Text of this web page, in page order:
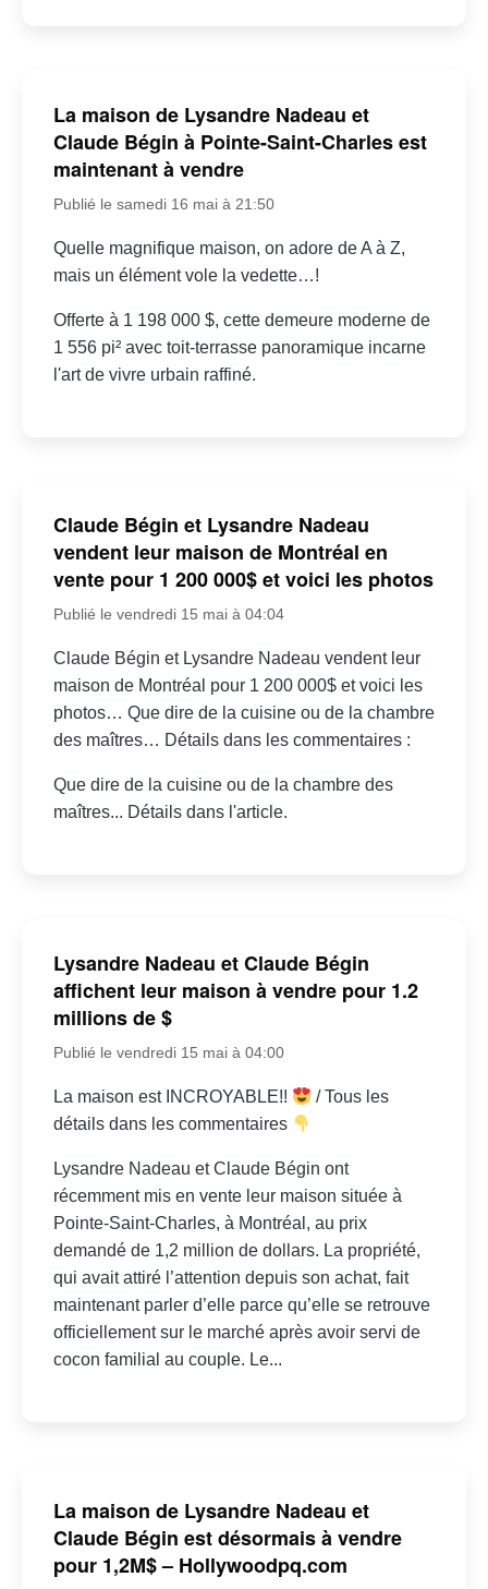
La maison de Lysandre Nadeau et
Claude Bégin à Pointe-Saint-Charles est
maintenant à vendre
Publié le samedi 16 mai à 21:50
Quelle magnifique maison, on adore de A à Z,
mais un élément vole la vedette…!
Offerte à 1 198 000 $, cette demeure moderne de
1 556 pi² avec toit-terrasse panoramique incarne
l'art de vivre urbain raffiné.
Claude Bégin et Lysandre Nadeau
vendent leur maison de Montréal en
vente pour 1 200 000$ et voici les photos
Publié le vendredi 15 mai à 04:04
Claude Bégin et Lysandre Nadeau vendent leur
maison de Montréal pour 1 200 000$ et voici les
photos… Que dire de la cuisine ou de la chambre
des maîtres… Détails dans les commentaires :
Que dire de la cuisine ou de la chambre des
maîtres... Détails dans l'article.
Lysandre Nadeau et Claude Bégin
affichent leur maison à vendre pour 1.2
millions de $
Publié le vendredi 15 mai à 04:00
La maison est INCROYABLE!!
/ Tous les
détails dans les commentaires
Lysandre Nadeau et Claude Bégin ont
récemment mis en vente leur maison située à
Pointe-Saint-Charles, à Montréal, au prix
demandé de 1,2 million de dollars. La propriété,
qui avait attiré l’attention depuis son achat, fait
maintenant parler d’elle parce qu’elle se retrouve
officiellement sur le marché après avoir servi de
cocon familial au couple. Le...
La maison de Lysandre Nadeau et
Claude Bégin est désormais à vendre
pour 1,2M$ – Hollywoodpq.com